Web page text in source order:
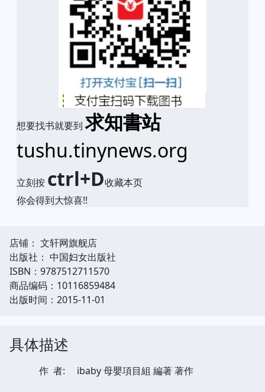
想要找书就要到求知書站
tushu.tinynews.org
立刻按 ctrl+D收藏本页
你会得到大惊喜!!
店铺： 文轩网旗舰店
出版社： 中国妇女出版社
ISBN：9787512711570
商品编码：10116859484
出版时间：2015-11-01
具体描述
作 者:
ibaby 母嬰項目組 編著 著作